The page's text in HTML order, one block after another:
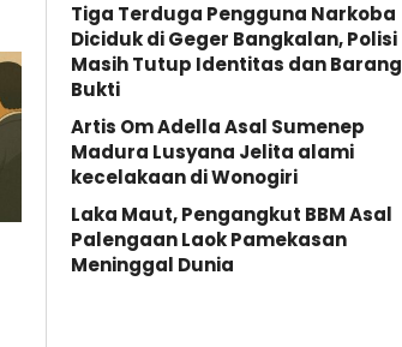
Tiga Terduga Pengguna Narkoba
Diciduk di Geger Bangkalan, Polisi
Masih Tutup Identitas dan Barang
Bukti
Artis Om Adella Asal Sumenep
Madura Lusyana Jelita alami
kecelakaan di Wonogiri
Laka Maut, Pengangkut BBM Asal
Palengaan Laok Pamekasan
Meninggal Dunia